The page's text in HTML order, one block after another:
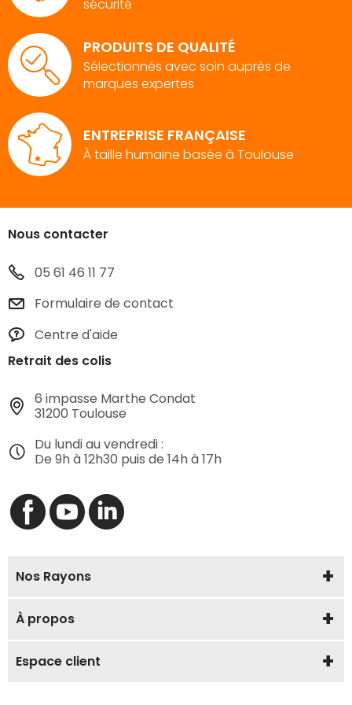
sécurité
PRODUITS DE QUALITÉ
Sélectionnés avec soin auprès de
marques expertes
ENTREPRISE FRANÇAISE
À taille humaine basée à Toulouse
Nous contacter
05 61 46 11 77
Formulaire de contact
Centre d'aide
Retrait des colis
6 impasse Marthe Condat
31200 Toulouse
Du lundi au vendredi :
De 9h à 12h30 puis de 14h à 17h
Nos Rayons
À propos
Espace client